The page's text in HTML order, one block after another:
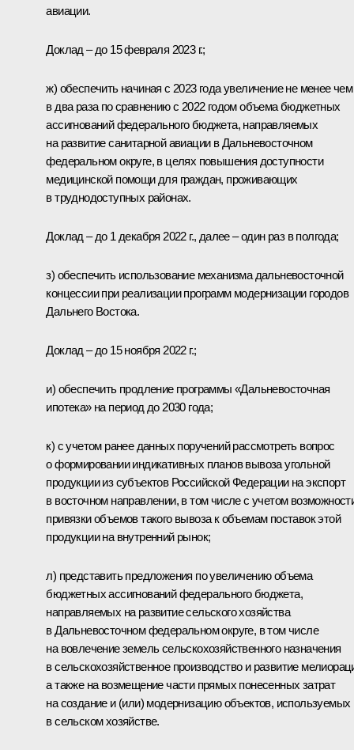
авиации.
Доклад – до 15 февраля 2023 г.;
ж) обеспечить начиная с 2023 года увеличение не менее чем
в два раза по сравнению с 2022 годом объема бюджетных
ассигнований федерального бюджета, направляемых
на развитие санитарной авиации в Дальневосточном
федеральном округе, в целях повышения доступности
медицинской помощи для граждан, проживающих
в труднодоступных районах.
Доклад – до 1 декабря 2022 г., далее – один раз в полгода;
з) обеспечить использование механизма дальневосточной
концессии при реализации программ модернизации городов
Дальнего Востока.
Доклад – до 15 ноября 2022 г.;
и) обеспечить продление программы «Дальневосточная
ипотека» на период до 2030 года;
к) с учетом ранее данных поручений рассмотреть вопрос
о формировании индикативных планов вывоза угольной
продукции из субъектов Российской Федерации на экспорт
в восточном направлении, в том числе с учетом
привязки объемов такого вывоза к объемам поставок этой
продукции на внутренний рынок;
л) представить предложения по увеличению объема
бюджетных ассигнований федерального бюджета,
направляемых на развитие сельского хозяйства
в Дальневосточном федеральном округе, в том числе
на вовлечение земель сельскохозяйственного назначения
в сельскохозяйственное производство и развитие
а также на возмещение части прямых понесенных затрат
на создание и (или) модернизацию объектов, используемых
в сельском хозяйстве.